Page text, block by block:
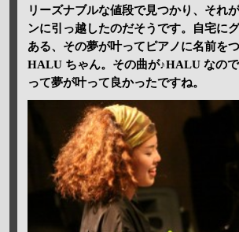
リーズナブルな値段で見つかり、それ
ンに引っ越したのだそうです。自宅に
ある、その夢が叶ってピアノに名前をつ
HALU ちゃん。その曲が♪HALU なの
って夢が叶って良かったですね。